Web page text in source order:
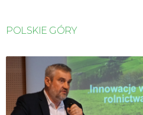
POLSKIE GÓRY